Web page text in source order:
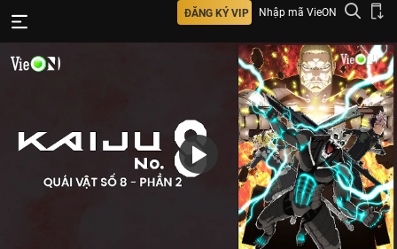
ĐĂNG KÝ VIP Nhập mã VieON